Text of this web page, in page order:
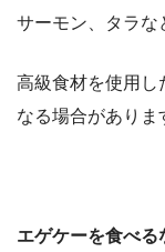
サーモン、タラな
高級食材を使用し
なる場合がありま
エゲケーを食べ